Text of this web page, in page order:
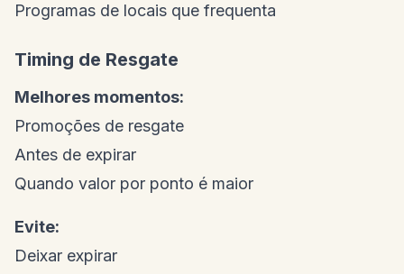
Programas de locais que frequenta
Timing de Resgate
Melhores momentos:
Promoções de resgate
Antes de expirar
Quando valor por ponto é maior
Evite:
Deixar expirar